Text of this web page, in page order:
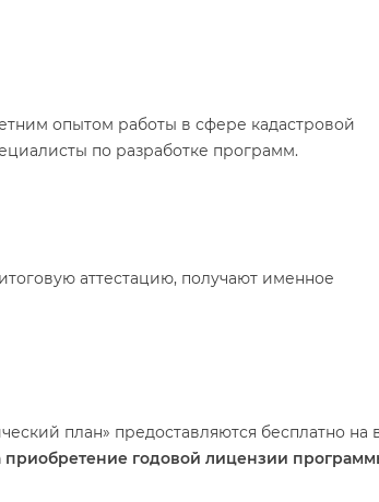
опытом работы в сфере кадастровой
по разработке программ.
аттестацию, получают именное
план» предоставляются бесплатно на
приобретение годовой лицензии